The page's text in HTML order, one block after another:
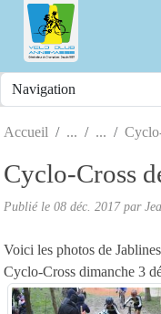
Accueil
Cyclo-Cross
Publié le 08 déc. 2017par
Voici les photos de
Cyclo-Cross dimanche 3
Panneau de gestion des